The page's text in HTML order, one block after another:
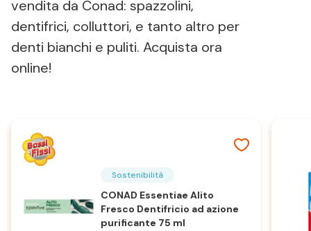
vendita da Conad: spazzolini,
dentifrici, colluttori, e tanto altro per
denti bianchi e puliti. Acquista ora
online!
Sostenibilità
CONAD Essentiae Alito
Fresco Dentifricio ad azione
purificante 75 ml